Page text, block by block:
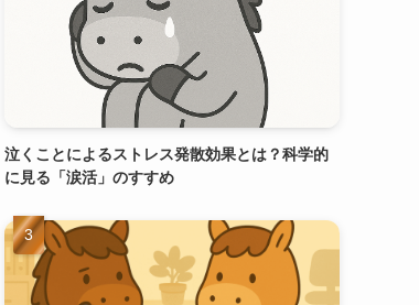
泣くことによるストレス発散効果とは？科学的
に見る「涙活」のすすめ